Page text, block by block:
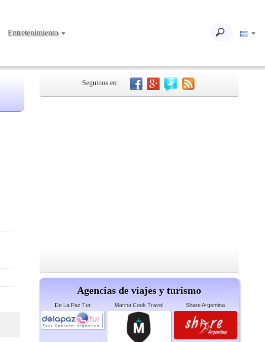
Entretenimiento
Seguinos en:
Agencias de viajes y turismo
De La Paz Tur Marina Cook Travel Share Argentina